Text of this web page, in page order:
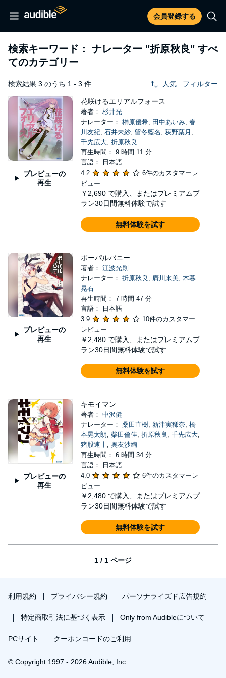
会員登録する
検索キーワード： ナレーター "折原秋良" すべ
てのカテゴリー
検索結果 3 のうち 1 - 3 件 人気 フィルター
プレビューの
再生
花咲けるエリアルフォース
著者： 杉井光
ナレーター： 榊原優希, 田中あいみ, 春
川友紀, 石井未紗, 留冬藍名 , 荻野葉月 ,
千先広大, 折原秋良
再生時間： 9 時間 11 分
言語： 日本語
4.2
6件のカスタマーレ
ビュー
￥2,690 で購入、またはプレミアムプ
ラン30日間無料体験で試す
無料体験を試す
プレビューの
再生
ボーパルバニー
著者： 江波光則
ナレーター： 折原秋良 , 廣川来美, 木暮
晃石
再生時間： 7 時間 47 分
言語： 日本語
3.9
10件のカスタマー
レビュー
￥2,480 で購入、またはプレミアムプ
ラン30日間無料体験で試す
無料体験を試す
プレビューの
再生
キモイマン
著者： 中沢健
ナレーター： 桑田直樹, 新津実稀奈, 橋
本晃太朗, 柴田倫佳, 折原秋良 , 千先広大,
猪股速十, 奥友沙絢
再生時間： 6 時間 34 分
言語： 日本語
4.0
6件のカスタマーレ
ビュー
￥2,480 で購入、またはプレミアムプ
ラン30日間無料体験で試す
無料体験を試す
1 / 1 ページ
利用規約 プライバシー規約 パーソナライズド広告規約
特定商取引法に基づく表示 Only from Audibleについて
PCサイト クーポンコードのご利用
© Copyright 1997 - 2026 Audible, Inc